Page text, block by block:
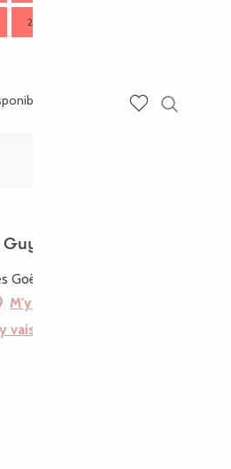
27
Fermé
- Penty
Goëlands, 22730 Trégastel
M'y rendre
vais en train !